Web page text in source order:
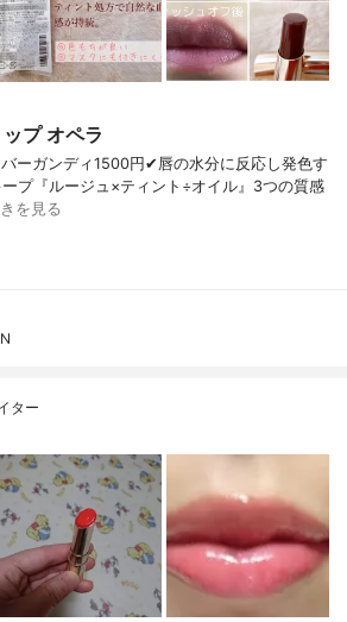
プ オペラ
ーガンディ1500円✔︎唇の水分に反応し発色す
プ『ルージュ×ティント÷オイル』3つの質感
を見る
ター